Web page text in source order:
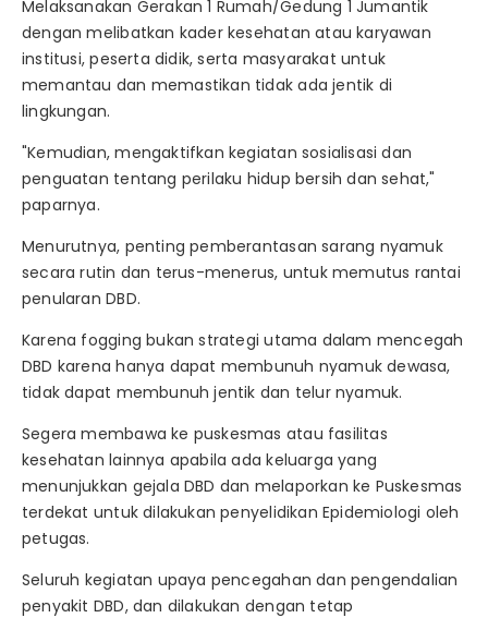
Melaksanakan Gerakan 1 Rumah/Gedung 1 Jumantik
dengan melibatkan kader kesehatan atau karyawan
institusi, peserta didik, serta masyarakat untuk
memantau dan memastikan tidak ada jentik di
lingkungan.
"Kemudian, mengaktifkan kegiatan sosialisasi dan
penguatan tentang perilaku hidup bersih dan sehat,"
paparnya.
Menurutnya, penting pemberantasan sarang nyamuk
secara rutin dan terus-menerus, untuk memutus rantai
penularan DBD.
Karena fogging bukan strategi utama dalam mencegah
DBD karena hanya dapat membunuh nyamuk dewasa,
tidak dapat membunuh jentik dan telur nyamuk.
Segera membawa ke puskesmas atau fasilitas
kesehatan lainnya apabila ada keluarga yang
menunjukkan gejala DBD dan melaporkan ke Puskesmas
terdekat untuk dilakukan penyelidikan Epidemiologi oleh
petugas.
Seluruh kegiatan upaya pencegahan dan pengendalian
penyakit DBD, dan dilakukan dengan tetap